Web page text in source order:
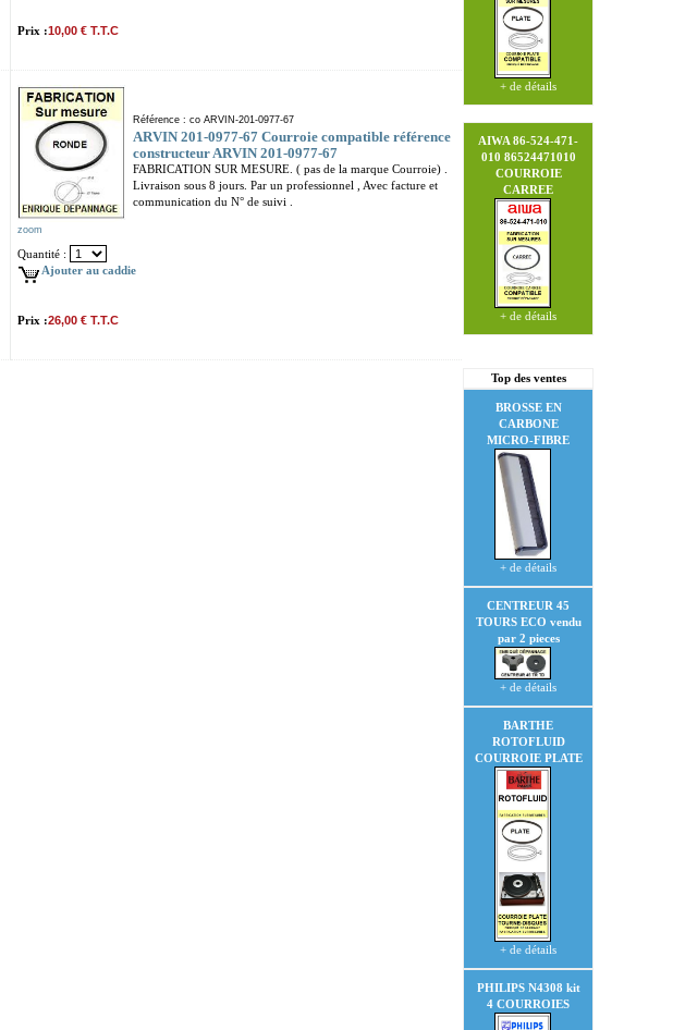
Prix :10,00 € T.T.C
zoom
Référence : co ARVIN-201-0977-67
ARVIN 201-0977-67 Courroie compatible référence
constructeur ARVIN 201-0977-67
FABRICATION SUR MESURE. ( pas de la marque Courroie) .
Livraison sous 8 jours. Par un professionnel , Avec facture et
communication du N° de suivi .
Quantité :
Ajouter au caddie
Prix :26,00 € T.T.C
+ de détails
AIWA 86-524-471-
010 86524471010
COURROIE
CARREE
+ de détails
Top des ventes
BROSSE EN
CARBONE
MICRO-FIBRE
+ de détails
CENTREUR 45
TOURS ECO vendu
par 2 pieces
+ de détails
BARTHE
ROTOFLUID
COURROIE PLATE
+ de détails
PHILIPS N4308 kit
4 COURROIES